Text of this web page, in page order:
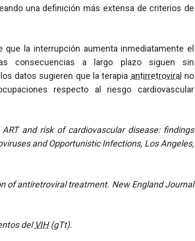
una definición más extensa de criterios de
la interrupción aumenta inmediatamente el
consecuencias a largo plazo siguen sin
datos sugieren que la terapia antirretroviral no
respecto al riesgo cardiovascular
and risk of cardiovascular disease: findings
and Opportunistic Infections, Los Angeles,
of antiretroviral treatment. New England Journal
delVIH(gTt).